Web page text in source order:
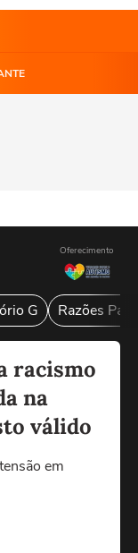
Oferecimento
G Razões
racismo
na
válido
em